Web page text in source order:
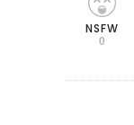
NSFW
0